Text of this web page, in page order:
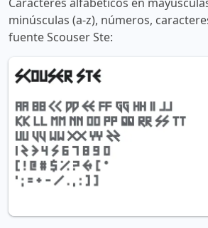
Caracteres alfabéticos en
minúsculas (a-z), números,
fuente Scouser Ste: